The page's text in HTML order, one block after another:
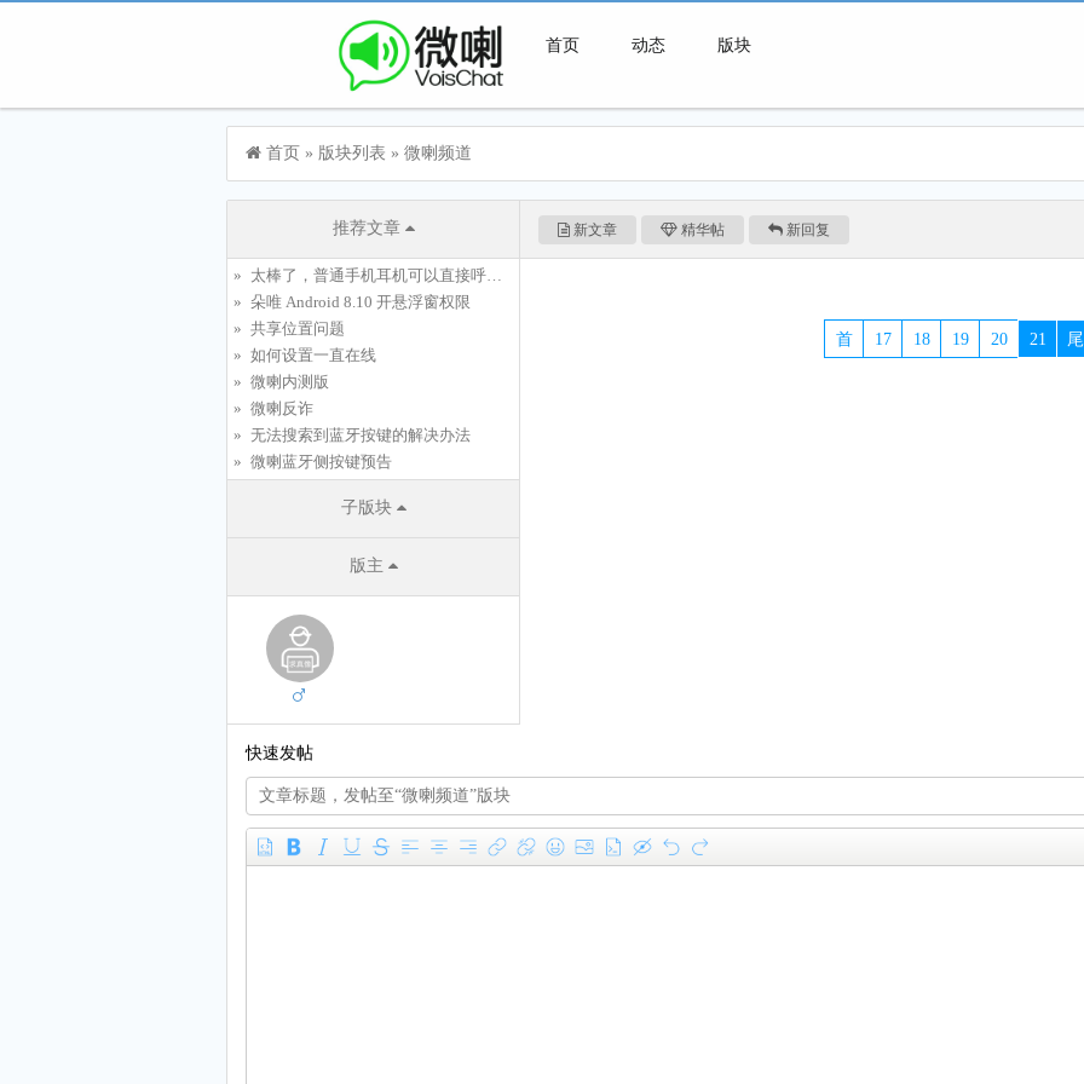
首页 动态 版块
首页 » 版块列表 » 微喇频道
推荐文章
太棒了，普通手机耳机可以直接呼起微喇PTT按键
朵唯 Android 8.10 开悬浮窗权限
共享位置问题
如何设置一直在线
微喇内测版
微喇反诈
无法搜索到蓝牙按键的解决办法
微喇蓝牙侧按键预告
子版块
版主
新文章 精华帖 新回复
首 17 18 19 20 21 尾
快速发帖